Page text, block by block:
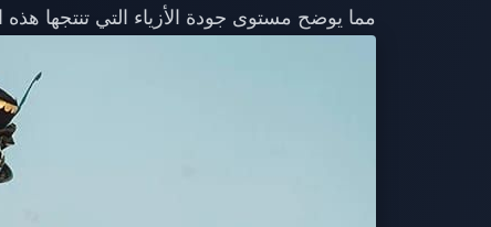
مما يوضح مستوى جودة الأزياء التي تنتجها هذه